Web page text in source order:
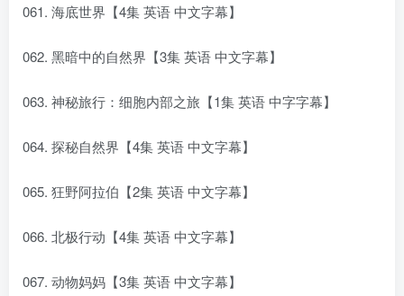
061. 海底世界【4集 英语 中文字幕】
062. 黑暗中的自然界【3集 英语 中文字幕】
063. 神秘旅行：细胞内部之旅【1集 英语 中字字幕】
064. 探秘自然界【4集 英语 中文字幕】
065. 狂野阿拉伯【2集 英语 中文字幕】
066. 北极行动【4集 英语 中文字幕】
067. 动物妈妈【3集 英语 中文字幕】